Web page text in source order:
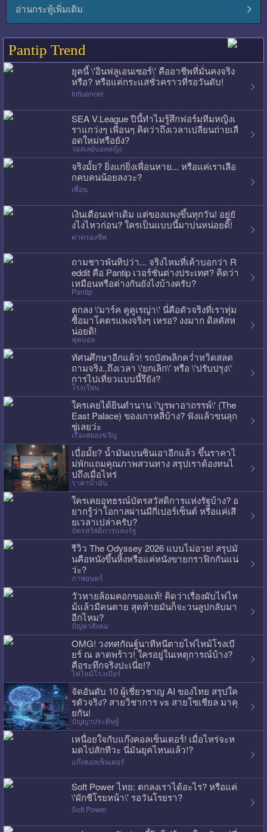
อ่านกระทู้เพิ่มเติม
Pantip Trend
ยุคนี้ \'อินฟลูเอนเซอร์\' คืออาชีพที่มั่นคงจริง
หรือ? หรือแค่กระแสชั่วคราวที่รอวันดับ!
Influencer
SEA V.League ปีนี้ทำไมรู้สึกฟอร์มทีมหญิงเ
ราแกว่งๆ เพื่อนๆ คิดว่าถึงเวลาเปลี่ยนถ่ายเลื
อดใหม่หรือยัง?
วอลเลย์บอลหญิง
จริงมั้ย? ยิ่งแก่ยิ่งเพื่อนหาย... หรือแค่เราเลือ
กคบคนน้อยลงวะ?
เพื่อน
เงินเดือนเท่าเดิม แต่ของแพงขึ้นทุกวัน! อยู่ยั
งไงไหวก่อน? ใครเป็นแบบนี้มาบ่นหน่อยดิ๊!
ค่าครองชีพ
ถามชาวพันทิปว่า... จริงไหมที่เค้าบอกว่า R
eddit คือ Pantip เวอร์ชั่นต่างประเทศ? คิดว่า
เหมือนหรือต่างกันยังไงบ้างครับ?
Pantip
ตกลง \'มาร์ค คูคูเรญ่า\' นี่คือตัวจริงที่เราทุ่ม
ซื้อมาโคตรแพงจริงๆ เหรอ? งงมาก ดิสคัสห
น่อยดิ!
ฟุตบอล
ทัศนศึกษาอีกแล้ว! รถบัสพลิกคว่ำหวิดสลด
ถามจริง..ถึงเวลา \'ยกเลิก\' หรือ \'ปรับปรุง\'
การไปเที่ยวแบบนี้รึยัง?
โรงเรียน
ใครเคยได้ยินตำนาน \'บูรพาอาถรรพ์\' (The
East Palace) ของเกาหลีบ้าง? ฟังแล้วขนลุก
ซู่เลยว่ะ
เรื่องสยองขวัญ
เบื่อมั้ย? น้ำมันเบนซินเอาอีกแล้ว ขึ้นราคาไ
ม่พักแถมคุณภาพสวนทาง สรุปเราต้องทนไ
ปถึงเมื่อไหร่
ราคาน้ำมัน
ใครเคยอุทธรณ์บัตรสวัสดิการแห่งรัฐบ้าง? อ
ยากรู้ว่าโอกาสผ่านมีกี่เปอร์เซ็นต์ หรือแค่เสี
ยเวลาเปล่าครับ?
บัตรสวัสดิการแห่งรัฐ
รีวิว The Odyssey 2026 แบบไม่อวย! สรุปมั
นคือหนังขึ้นหิ้งหรือแค่หนังขายกราฟิกกันแน่
ว่ะ?
ภาพยนตร์
วัวหายล้อมคอกของแท้! คิดว่าเรื่องผับไฟไห
ม้แล้วมีคนตาย สุดท้ายมันก็จะวนลูปกลับมา
อีกไหม?
ปัญหาสังคม
OMG! วงทศกัณฐ์นาทีหนีตายไฟไหม้โรงเบี
ยร์ ณ ลาดพร้าว! ใครอยู่ในเหตุการณ์บ้าง?
คือระทึกจริงปะเนี่ย!?
ไฟไหม้โรงเบียร์
จัดอันดับ 10 ผู้เชี่ยวชาญ AI ของไทย สรุปใค
รตัวจริง? สายวิชาการ vs สายโซเชียล มาคุ
ยกัน!
ปัญญาประดิษฐ์
เหนื่อยใจกับแก๊งคอลเซ็นเตอร์! เมื่อไหร่จะห
มดไปสักทีวะ นี่มันยุคไหนแล้ว!?
แก๊งคอลเซ็นเตอร์
Soft Power ไทย: ตกลงเราได้อะไร? หรือแค่
\'ผักชีโรยหน้า\' รอวันโรยรา?
Soft Power